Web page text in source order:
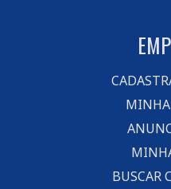
MINHA
BUSCAR